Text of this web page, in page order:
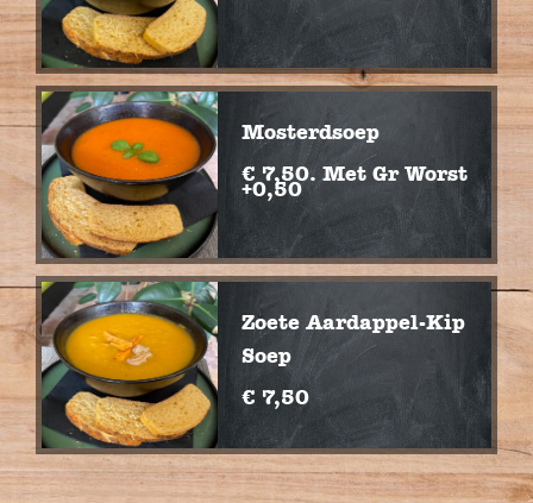
Mosterdsoep
€ 7,50. Met Gr Worst
+0,50
Zoete Aardappel-Kip
Soep
€ 7,50